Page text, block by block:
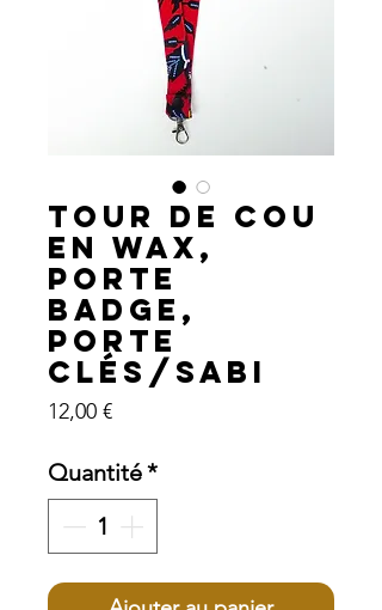
Tour de cou
en wax,
porte
badge,
porte
clés/SABI
12,00 €Prix
Quantité*